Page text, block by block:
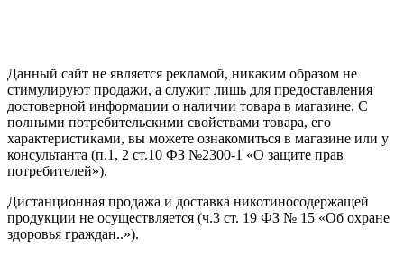
Данный сайт не является рекламой, никаким образом не
стимулируют продажи, а служит лишь для предоставления
достоверной информации о наличии товара в магазине. С
полными потребительскими свойствами товара, его
характеристиками, вы можете ознакомиться в магазине или у
консультанта (п.1, 2 ст.10 ФЗ №2300-1 «О защите прав
потребителей»).
Дистанционная продажа и доставка никотиносодержащей
продукции не осуществляется (ч.3 ст. 19 ФЗ № 15 «Об охране
здоровья граждан..»).